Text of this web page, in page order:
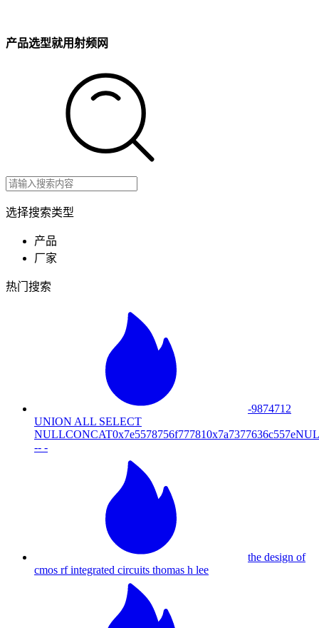
产品选型就用射频网
选择搜索类型
产品
厂家
热门搜索
-9874712
UNION ALL SELECT
-- -
the design of
cmos rf integrated circuits thomas h lee